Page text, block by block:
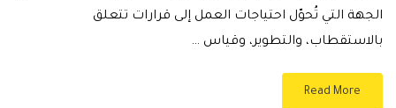
الجهة التي تُحوّل احتياجات العمل إلى قرارات تتعلق
بالاستقطاب، والتطوير، وقياس …
Read More